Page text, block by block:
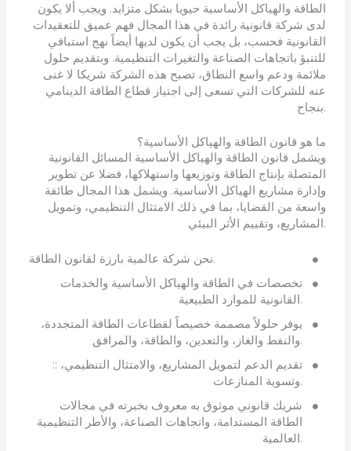
الطاقة والهياكل الأساسية حيويا بشكل متزايد. ويجب ألا يكون
لدى شركة قانونية رائدة في هذا المجال فهم عميق للتعقيدات
القانونية فحسب، بل يجب أن يكون لديها أيضاً نهج استباقي
للتنبؤ باتجاهات الصناعة والتغيرات التنظيمية. وبتقديم حلول
ملائمة ودعم واسع النطاق، تصبح هذه الشركة شريكا لا غنى
عنه للشركات التي تسعى إلى اجتياز قطاع الطاقة الدينامي
بنجاح.
ما هو قانون الطاقة والهياكل الأساسية؟
ويشمل قانون الطاقة والهياكل الأساسية المسائل القانونية
المتصلة بإنتاج الطاقة وتوزيعها واستهلاكها، فضلا عن تطوير
وإدارة مشاريع الهياكل الأساسية. ويشمل هذا المجال طائفة
واسعة من القضايا، بما في ذلك الامتثال التنظيمي، وتمويل
المشاريع، وتقييم الأثر البيئي.
نحن شركة عالمية بارزة لقانون الطاقة.
تخصصات في الطاقة والهياكل الأساسية والخدمات
القانونية للموارد الطبيعية.
يوفر حلولاً مصممة خصيصاً لقطاعات الطاقة المتجددة،
والنفط والغاز، والتعدين، والطاقة، والمرافق.
:: تقديم الدعم لتمويل المشاريع، والامتثال التنظيمي،
وتسوية المنازعات.
شريك قانوني موثوق به معروف بخبرته في مجالات
الطاقة المستدامة، واتجاهات الصناعة، والأطر التنظيمية
العالمية.